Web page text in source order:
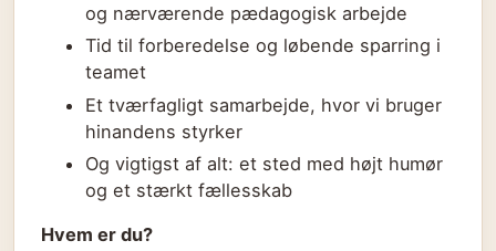
og nærværende pædagogisk arbejde
Tid til forberedelse og løbende sparring i
teamet
Et tværfagligt samarbejde, hvor vi bruger
hinandens styrker
Og vigtigst af alt: et sted med højt humør
og et stærkt fællesskab
Hvem er du?